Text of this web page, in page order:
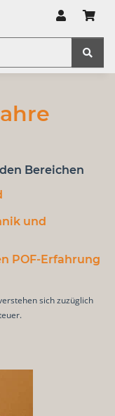
Bereichen
und
POF-Erfahrung
sich zuzüglich